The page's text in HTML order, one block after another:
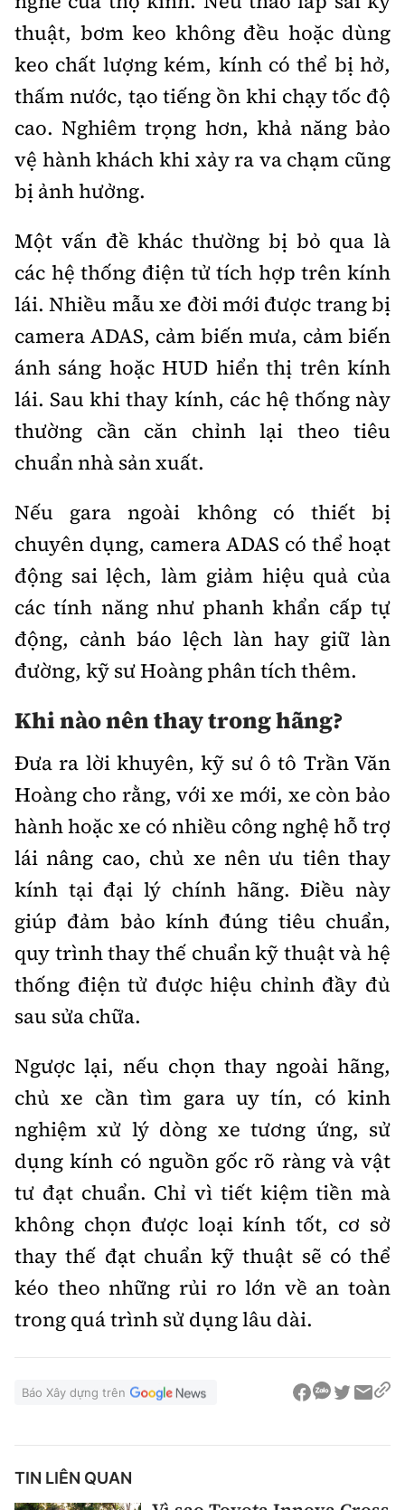
thuật, bơm keo không đều hoặc dùng
keo chất lượng kém, kính có thể bị hở,
thấm nước, tạo tiếng ồn khi chạy tốc độ
cao. Nghiêm trọng hơn, khả năng bảo
vệ hành khách khi xảy ra va chạm cũng
bị ảnh hưởng.
Một vấn đề khác thường bị bỏ qua là
các hệ thống điện tử tích hợp trên kính
lái. Nhiều mẫu xe đời mới được trang bị
camera ADAS, cảm biến mưa, cảm biến
ánh sáng hoặc HUD hiển thị trên kính
lái. Sau khi thay kính, các hệ thống này
thường cần căn chỉnh lại theo tiêu
chuẩn nhà sản xuất.
Nếu gara ngoài không có thiết bị
chuyên dụng, camera ADAS có thể hoạt
động sai lệch, làm giảm hiệu quả của
các tính năng như phanh khẩn cấp tự
động, cảnh báo lệch làn hay giữ làn
đường, kỹ sư Hoàng phân tích thêm.
Khi nào nên thay trong hãng?
Đưa ra lời khuyên, kỹ sư ô tô Trần Văn
Hoàng cho rằng, với xe mới, xe còn bảo
hành hoặc xe có nhiều công nghệ hỗ trợ
lái nâng cao, chủ xe nên ưu tiên thay
kính tại đại lý chính hãng. Điều này
giúp đảm bảo kính đúng tiêu chuẩn,
quy trình thay thế chuẩn kỹ thuật và hệ
thống điện tử được hiệu chỉnh đầy đủ
sau sửa chữa.
Ngược lại, nếu chọn thay ngoài hãng,
chủ xe cần tìm gara uy tín, có kinh
nghiệm xử lý dòng xe tương ứng, sử
dụng kính có nguồn gốc rõ ràng và vật
tư đạt chuẩn. Chỉ vì tiết kiệm tiền mà
không chọn được loại kính tốt, cơ sở
thay thế đạt chuẩn kỹ thuật sẽ có thể
kéo theo những rủi ro lớn về an toàn
trong quá trình sử dụng lâu dài.
Báo Xây dựng trên
TIN LIÊN QUAN